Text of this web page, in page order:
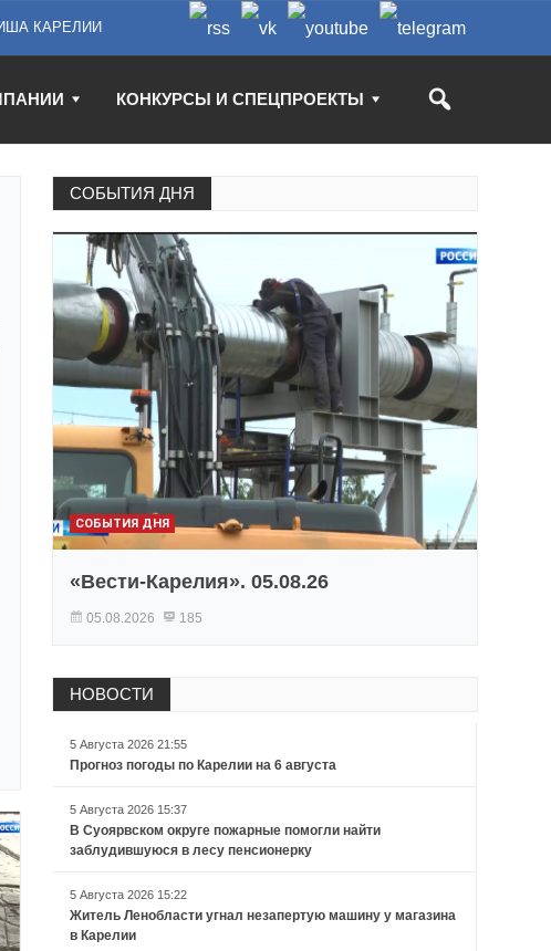
КАРЕЛИИ
КОНКУРСЫ И СПЕЦПРОЕКТЫ
СОБЫТИЯ ДНЯ
СОБЫТИЯ ДНЯ
«Вести-Карелия». 05.08.26
05.08.2026 185
НОВОСТИ
5 Августа 2026 21:55
Прогноз погоды по Карелии на 6 августа
5 Августа 2026 15:37
В Суоярвском округе пожарные помогли найти
заблудившуюся в лесу пенсионерку
5 Августа 2026 15:22
Житель Ленобласти угнал незапертую машину у магазина
в Карелии